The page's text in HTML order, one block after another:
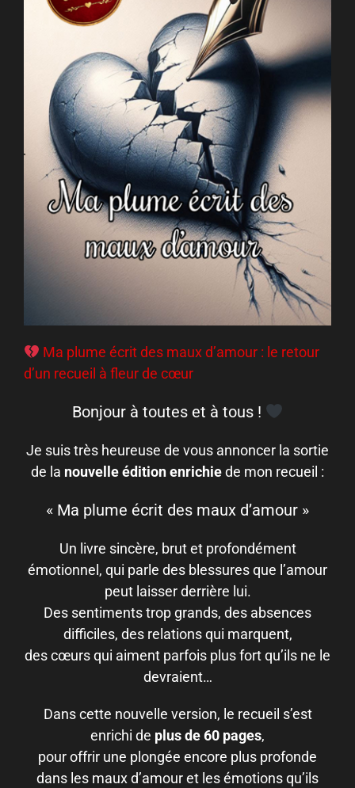
Ma plume écrit des maux d’amour : le retour
d’un recueil à fleur de cœur
Bonjour à toutes et à tous !
Je suis très heureuse de vous annoncer la sortie
de la nouvelle édition enrichiede mon recueil :
« Ma plume écrit des maux d’amour »
Un livre sincère, brut et profondément
émotionnel, qui parle des blessures que l’amour
peut laisser derrière lui.
Des sentiments trop grands, des absences
difficiles, des relations qui marquent,
des cœurs qui aiment parfois plus fort qu’ils ne le
devraient…
Dans cette nouvelle version, le recueil s’est
enrichi de plus de 60 pages,
pour offrir une plongée encore plus profonde
dans les maux d’amour et les émotions qu’ils